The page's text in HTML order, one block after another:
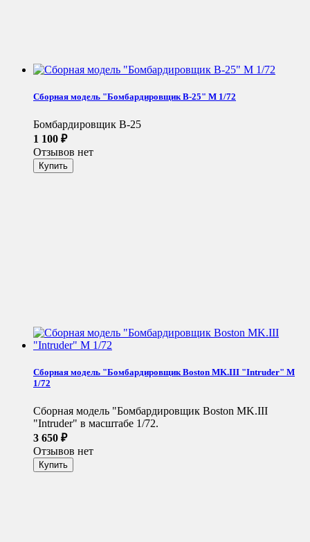
Сборная модель "Бомбардировщик B-25" М 1/72
Бомбардировщик B-25
1 100 ₽
Отзывов нет
Сборная модель "Бомбардировщик Boston MK.III "Intruder" М
1/72
Сборная модель "Бомбардировщик Boston MK.III
"Intruder" в масштабе 1/72.
3 650 ₽
Отзывов нет